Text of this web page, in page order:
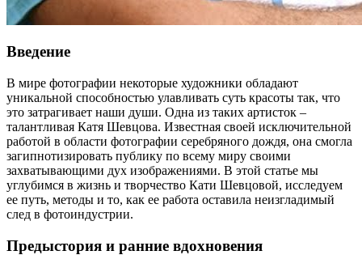
Введение
В мире фотографии некоторые художники обладают
уникальной способностью улавливать суть красоты так, что
это затрагивает наши души. Одна из таких артисток –
талантливая Катя Шевцова. Известная своей исключительной
работой в области фотографии серебряного дождя, она смогла
загипнотизировать публику по всему миру своими
захватывающими дух изображениями. В этой статье мы
углубимся в жизнь и творчество Кати Шевцовой, исследуем
ее путь, методы и то, как ее работа оставила неизгладимый
след в фотоиндустрии.
Предыстория и ранние вдохновения